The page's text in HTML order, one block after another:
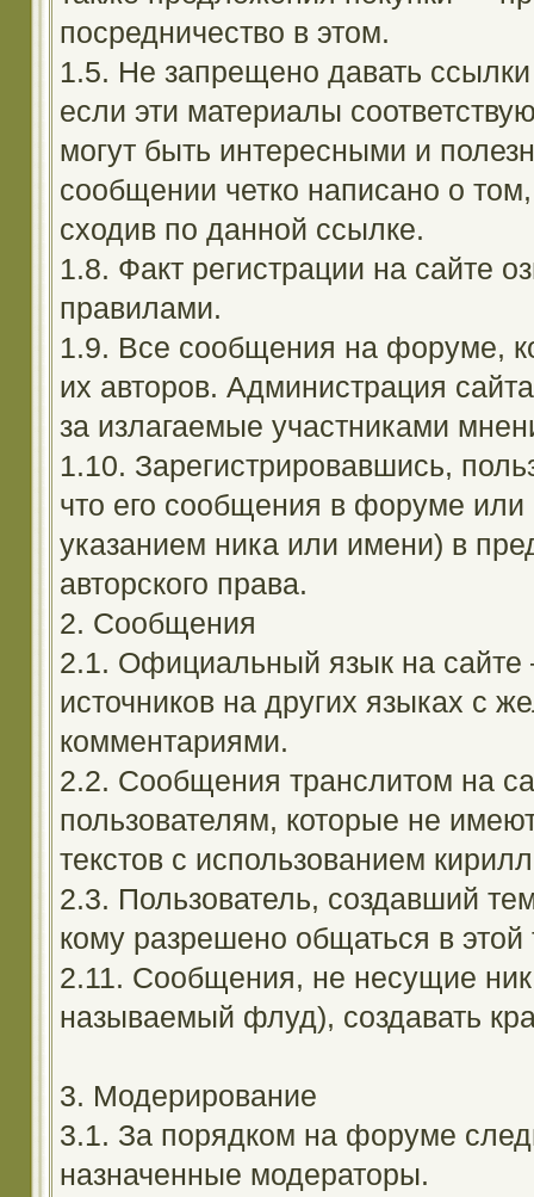
посредничество в этом.
1.5. Не запрещено давать
если эти материалы
могут быть интересными и
сообщении четко написано о
сходив по данной ссылке.
1.8. Факт регистрации на сайте
правилами.
1.9. Все сообщения на форуме,
их авторов. Администрация
за излагаемые участниками
1.10. Зарегистрировавшись,
что его сообщения в форуме или
указанием ника или имени) в
авторского права.
2. Сообщения
2.1. Официальный язык на сайте
источников на других языках с
комментариями.
2.2. Сообщения транслитом на
пользователям, которые не
текстов с использованием
2.3. Пользователь, создавший
кому разрешено общаться в
2.11. Сообщения, не несущие
называемый флуд), создавать
3. Модерирование
3.1. За порядком на форуме
назначенные модераторы.